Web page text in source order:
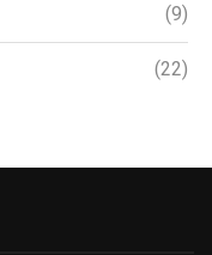
(9)
(22)